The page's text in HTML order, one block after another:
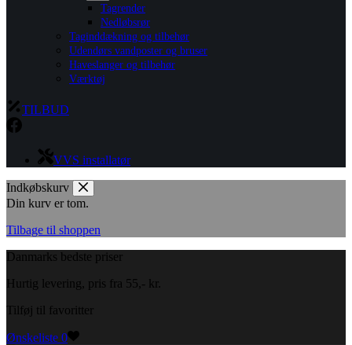
Tagrender
Nedløbsrør
Taginddækning og tilbehør
Udendørs vandposter og bruser
Haveslanger og tilbehør
Værktøj
TILBUD
VVS installatør
Indkøbskurv
Din kurv er tom.
Tilbage til shoppen
Danmarks bedste priser
Hurtig levering, pris fra 55,- kr.
Tilføj til favoritter
Ønskeliste 0